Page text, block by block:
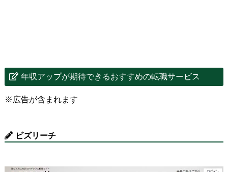
年収アップが期待できるおすすめの転職サービス
※広告が含まれます
ビズリーチ